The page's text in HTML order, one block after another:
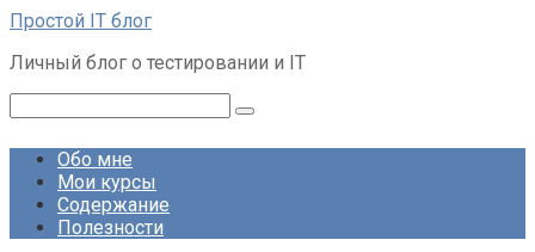
Перейти
контенту
Простой IT блог
Личный блог о тестировании и IT
Обо мне
Мои курсы
Содержание
Полезности